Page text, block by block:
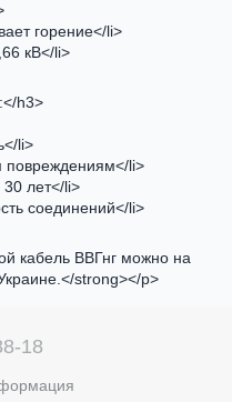
горение</li>
кВ</li>
h3>
li>
повреждениям</li>
лет</li>
соединений</li>
кабель ВВГнг можно на
strong></p>
18